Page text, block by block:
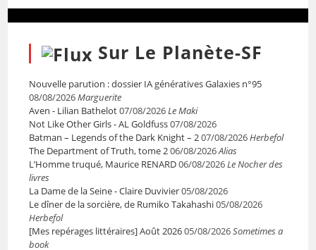
Sur Le Planète-SF
Nouvelle parution : dossier IA génératives Galaxies n°95
08/08/2026Marguerite
Aven - Lilian Bathelot07/08/2026Le Maki
Not Like Other Girls - AL Goldfuss07/08/2026
Batman – Legends of the Dark Knight – 207/08/2026Herbefol
The Department of Truth, tome 206/08/2026Alias
L’Homme truqué, Maurice RENARD06/08/2026Le Nocher des
livres
La Dame de la Seine - Claire Duvivier05/08/2026
Le dîner de la sorcière, de Rumiko Takahashi05/08/2026
Herbefol
[Mes repérages littéraires] Août 202605/08/2026Sometimes a
book